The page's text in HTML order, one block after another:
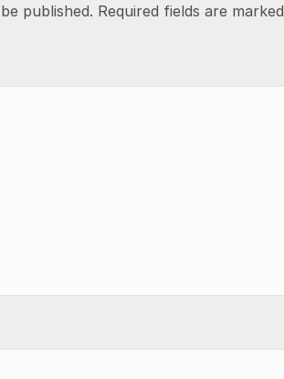
published. Required fields are marked